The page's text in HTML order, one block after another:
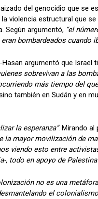
del genocidio que se
violencia estructural que
Según argumentó, “el
bombardeados cuando
argumentó que Israel
sobrevivan a las
más tiempo del
también en Sudán y en
la esperanza”. Mirando al
mayor movilización de
viendo esto entre
, todo en apoyo de
no es una
el